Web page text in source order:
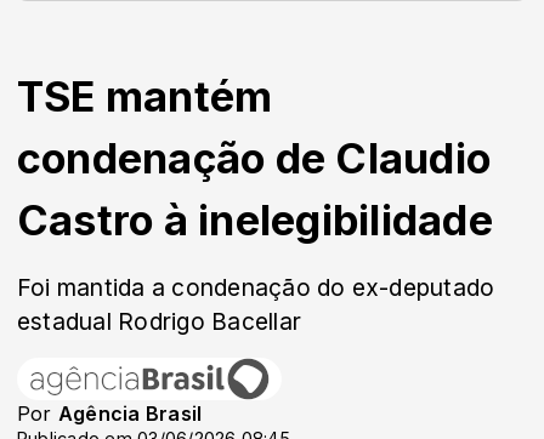
TSE mantém
condenação de Claudio
Castro à inelegibilidade
Foi mantida a condenação do ex-deputado
estadual Rodrigo Bacellar
Por Agência Brasil